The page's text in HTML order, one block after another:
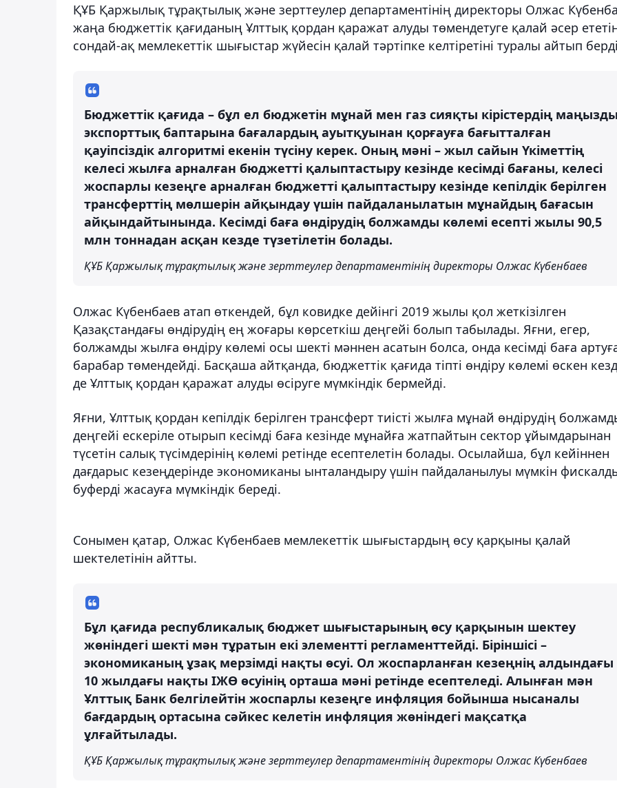
ҚҰБ Қаржылық тұрақтылық және зерттеулер департаментінің директоры Олжас
жаңа бюджеттік қағиданың Ұлттық қордан қаражат алуды төмендетуге қалай әсер
сондай-ақ мемлекеттік шығыстар жүйесін қалай тәртіпке келтіретіні туралы айтып
Бюджеттік қағида – бұл ел бюджетін мұнай мен газ сияқты кірістердің
экспорттық баптарына бағалардың ауытқуынан қорғауға бағытталған
қауіпсіздік алгоритмі екенін түсіну керек. Оның мәні – жыл сайын Үкіметтің
келесі жылға арналған бюджетті қалыптастыру кезінде кесімді бағаны, келесі
жоспарлы кезеңге арналған бюджетті қалыптастыру кезінде кепілдік берілген
трансферттің мөлшерін айқындау үшін пайдаланылатын мұнайдың бағасын
айқындайтынында. Кесімді баға өндірудің болжамды көлемі есепті жылы 90,5
млн тоннадан асқан кезде түзетілетін болады.
ҚҰБ Қаржылық тұрақтылық және зерттеулер департаментінің директоры Олжас Күбенбаев
Олжас Күбенбаев атап өткендей, бұл ковидке дейінгі 2019 жылы қол жеткізілген
Қазақстандағы өндірудің ең жоғары көрсеткіш деңгейі болып табылады. Яғни, егер,
болжамды жылға өндіру көлемі осы шекті мәннен асатын болса, онда кесімді баға
барабар төмендейді. Басқаша айтқанда, бюджеттік қағида тіпті өндіру көлемі өскен
де Ұлттық қордан қаражат алуды өсіруге мүмкіндік бермейді.
Яғни, Ұлттық қордан кепілдік берілген трансферт тиісті жылға мұнай өндірудің
деңгейі ескеріле отырып кесімді баға кезінде мұнайға жатпайтын сектор ұйымдарынан
түсетін салық түсімдерінің көлемі ретінде есептелетін болады. Осылайша, бұл кейіннен
дағдарыс кезеңдерінде экономиканы ынталандыру үшін пайдаланылуы мүмкін
буферді жасауға мүмкіндік береді.
Сонымен қатар, Олжас Күбенбаев мемлекеттік шығыстардың өсу қарқыны қалай
шектелетінін айтты.
Бұл қағида республикалық бюджет шығыстарының өсу қарқынын шектеу
жөніндегі шекті мән тұратын екі элементті регламенттейді. Біріншісі –
экономиканың ұзақ мерзімді нақты өсуі. Ол жоспарланған кезеңнің алдындағы
10 жылдағы нақты ІЖӨ өсуінің орташа мәні ретінде есептеледі. Алынған мән
Ұлттық Банк белгілейтін жоспарлы кезеңге инфляция бойынша нысаналы
бағдардың ортасына сәйкес келетін инфляция жөніндегі мақсатқа
ұлғайтылады.
ҚҰБ Қаржылық тұрақтылық және зерттеулер департаментінің директоры Олжас Күбенбаев